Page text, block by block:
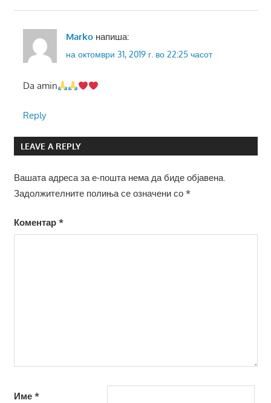
Marko напиша:
на октомври 31, 2019 г. во 22:25 часот
Da amin
Reply
LEAVE A REPLY
Вашата адреса за е-пошта нема да биде објавена.
Задолжителните полиња се означени со *
Коментар *
Име *